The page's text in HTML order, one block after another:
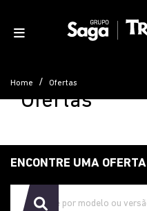
Home Ofertas
Ofertas
ENCONTRE UMA OFERTA